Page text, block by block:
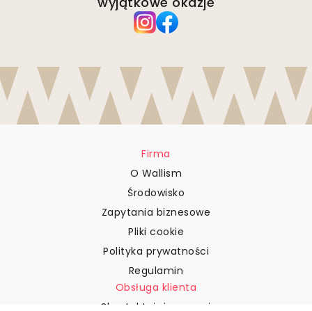
Firma
O Wallism
Środowisko
Zapytania biznesowe
Pliki cookie
Polityka prywatności
Regulamin
Obsługa klienta
Skontaktuj się z nami